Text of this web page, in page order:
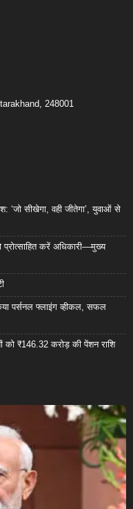
248001
‘जो सीखेगा, वही जीतेगा’, युवाओं से
करें अधिकारी—मुख्य
पर्सनल फ्लाइंग व्हीकल, सफल
को ₹146.32 करोड़ की पेंशन राशि